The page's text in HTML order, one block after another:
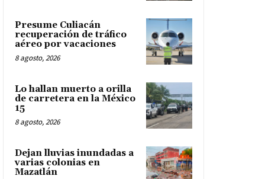
Presume Culiacán
recuperación de tráfico
aéreo por vacaciones
8 agosto, 2026
Lo hallan muerto a orilla
de carretera en la México
15
8 agosto, 2026
Dejan lluvias inundadas a
varias colonias en
Mazatlán